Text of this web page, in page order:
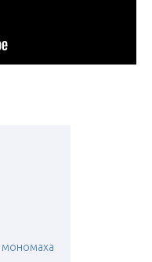
мономаха